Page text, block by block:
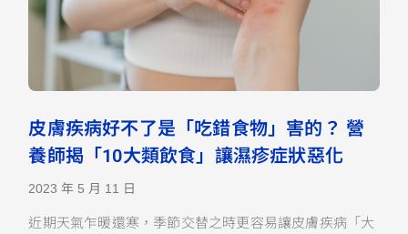
皮膚疾病好不了是「吃錯食物」害的？ 營
養師揭「10大類飲食」讓濕疹症狀惡化
2023 年 5 月 11 日
近期天氣乍暖還寒，季節交替之時更容易讓皮膚疾病「大